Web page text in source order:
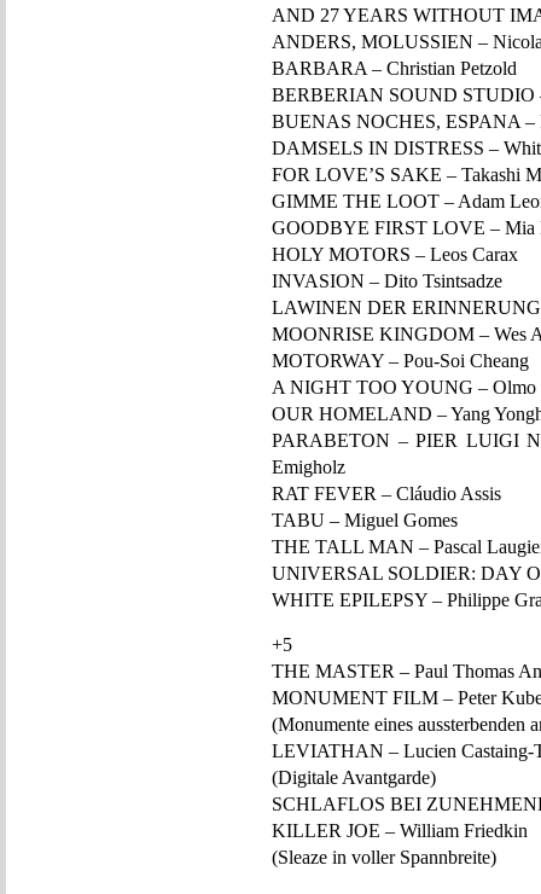
AND 27 YEARS WITHOUT
ANDERS, MOLUSSIEN –
BARBARA – Christian Petzold
BERBERIAN SOUND STUDIO
BUENAS NOCHES, ESPANA –
DAMSELS IN DISTRESS –
FOR LOVE’S SAKE – Takashi
GIMME THE LOOT – Adam
GOODBYE FIRST LOVE – Mia
HOLY MOTORS – Leos Carax
INVASION – Dito Tsintsadze
LAWINEN DER
MOONRISE KINGDOM – Wes
MOTORWAY – Pou-Soi Cheang
A NIGHT TOO YOUNG – Olmo
OUR HOMELAND – Yang
PARABETON – PIER LUIGI
Emigholz
RAT FEVER – Cláudio Assis
TABU – Miguel Gomes
THE TALL MAN – Pascal
UNIVERSAL SOLDIER: DAY
WHITE EPILEPSY – Philippe
+5
THE MASTER – Paul Thomas
MONUMENT FILM – Peter
(Monumente eines aussterbenden
LEVIATHAN – Lucien Castaing-
(Digitale Avantgarde)
SCHLAFLOS BEI
KILLER JOE – William Friedkin
(Sleaze in voller Spannbreite)